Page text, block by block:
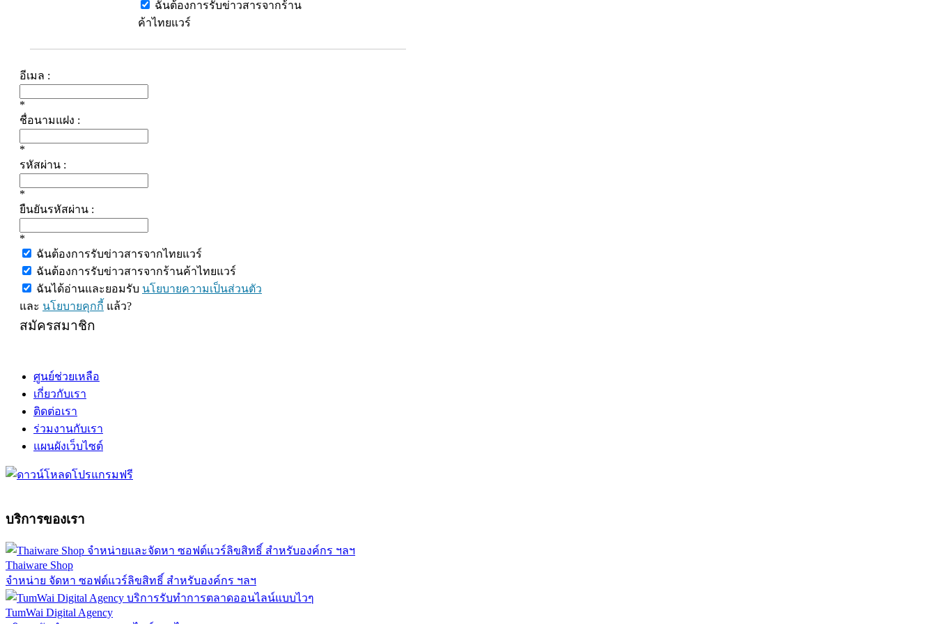
ฉันต้องการรับข่าวสารจากร้าน
ค้าไทยแวร์
อีเมล :
*
ชื่อนามแฝง :
*
รหัสผ่าน :
*
ยืนยันรหัสผ่าน :
*
ฉันต้องการรับข่าวสารจากไทยแวร์
ฉันต้องการรับข่าวสารจากร้านค้าไทยแวร์
ฉันได้อ่านและยอมรับ นโยบายความเป็นส่วนตัว
และ นโยบายคุกกี้ แล้ว?
สมัครสมาชิก
ศูนย์ช่วยเหลือ
เกี่ยวกับเรา
ติดต่อเรา
ร่วมงานกับเรา
แผนผังเว็บไซต์
บริการของเรา
Thaiware Shop
จำหน่าย จัดหา ซอฟต์แวร์ลิขสิทธิ์ สำหรับองค์กร ฯลฯ
TumWai Digital Agency